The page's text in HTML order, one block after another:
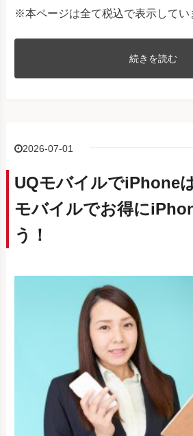
※本ページは全て税込で表示してい
続きを読む
2026-07-01
UQモバイルでiPhone
モバイルでお得に
う！